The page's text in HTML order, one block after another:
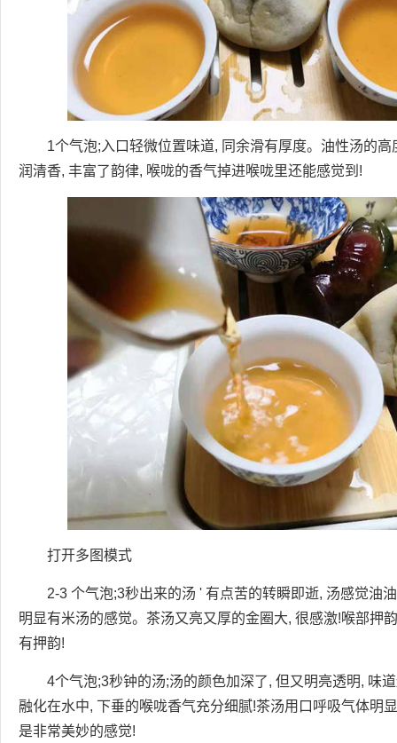
1个气泡;入口轻微位置味道, 同余滑有厚度。油性汤的
润清香, 丰富了韵律, 喉咙的香气掉进喉咙里还能感觉到!
打开多图模式
2-3 个气泡;3秒出来的汤 ' 有点苦的转瞬即逝, 汤感觉油
明显有米汤的感觉。茶汤又亮又厚的金圈大, 很感激!喉部押
有押韵!
4个气泡;3秒钟的汤;汤的颜色加深了, 但又明亮透明, 味
融化在水中, 下垂的喉咙香气充分细腻!茶汤用口呼吸气体明
是非常美妙的感觉!